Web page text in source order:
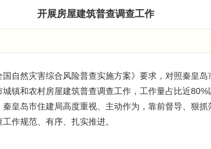
开展房屋建筑普查调查工作
然灾害综合风险普查实施方案》要求，对照秦皇岛
镇和农村房屋建筑普查调查工作，工作量占比近
皇岛市住建局高度重视、主动作为，靠前督导、狠
作规范、有序、扎实推进。